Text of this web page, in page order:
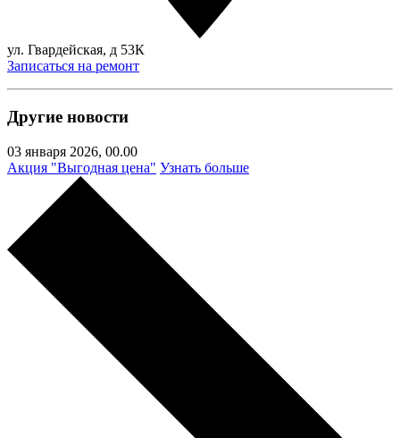
ул. Гвардейская, д 53К
Записаться на ремонт
Другие новости
03 января 2026, 00.00
Акция "Выгодная цена" Узнать больше